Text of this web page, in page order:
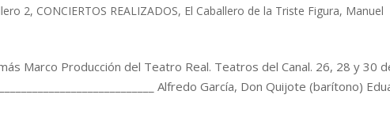
2, CONCIERTOS REALIZADOS, El Caballero de la Triste Figura, Manuel
Marco Producción del Teatro Real. Teatros del Canal. 26, 28 y 30
Alfredo García, Don Quijote (barítono)